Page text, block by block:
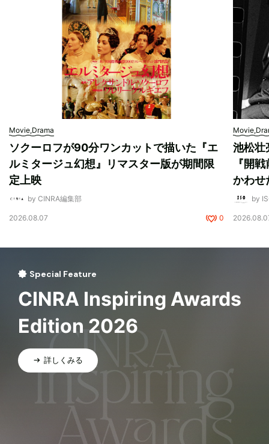
Movie,Drama
ソクーロフが90分ワンカットで描いた『エ
ルミタージュ幻想』リマスター版が期間限
定上映
by CINRA編集部
2026.08.07 0
池松壮
『開
かわせ
by
Special Feature
CINRA Inspiring Awards
Edition 2026
詳しくみる